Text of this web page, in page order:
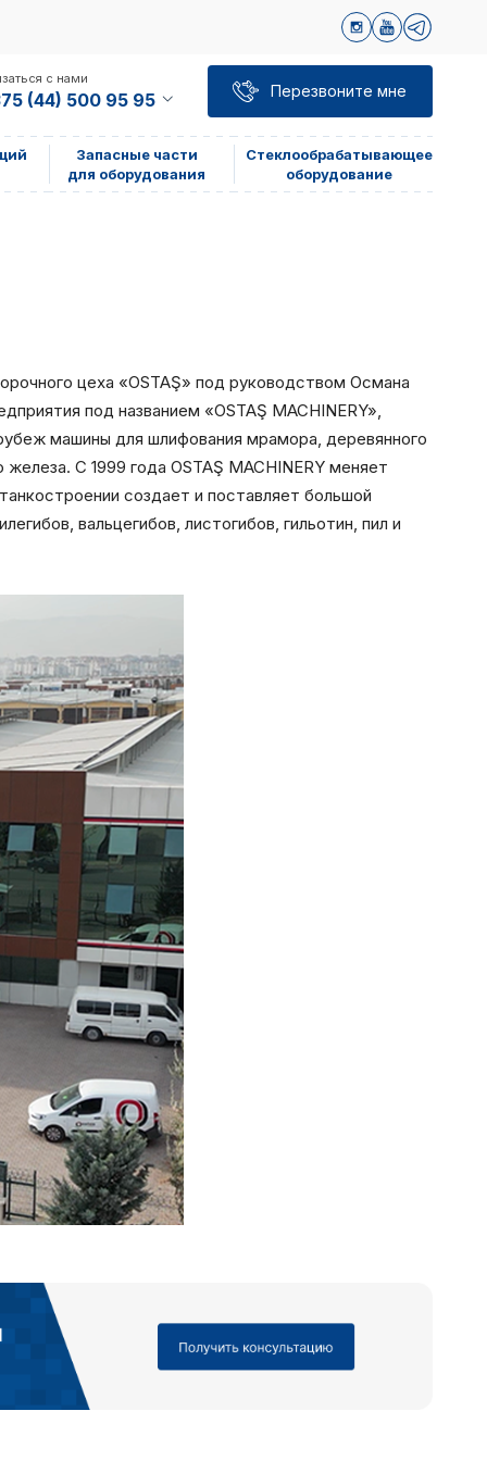
с нами
(44) 500 95 95 Перезвоните мне
Запасные части
для оборудования
Стеклообрабатывающее
оборудование
цеха «OSTAŞ» под руководством Османа
под названием «OSTAŞ MACHINERY»,
машины для шлифования мрамора, деревянного
С 1999 года OSTAŞ MACHINERY меняет
создает и поставляет большой
вальцегибов, листогибов, гильотин, пил и